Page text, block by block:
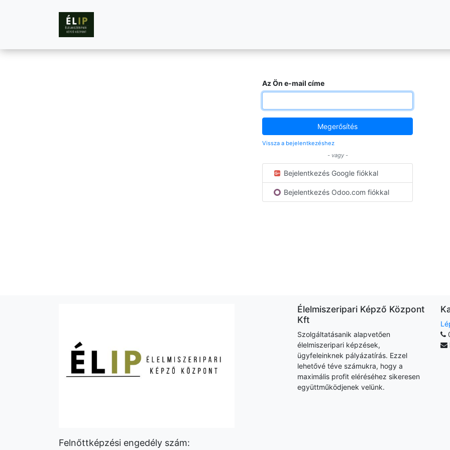
Az Ön e-mail címe
Megerősítés
Vissza a bejelentkezéshez
- vagy -
Bejelentkezés Google fiókkal
Bejelentkezés Odoo.com fiókkal
Felnőttképzési engedély szám:
Élelmiszeripari Képző Központ
Kft
Szolgáltatásanik alapvetően
élelmiszeripari képzések,
ügyfeleinknek pályázatírás. Ezzel
lehetővé téve számukra, hogy a
maximális profit eléréséhez sikeresen
együttműködjenek velünk.